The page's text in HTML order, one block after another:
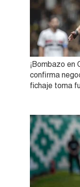
¡Bombazo en
confirma
fichaje toma